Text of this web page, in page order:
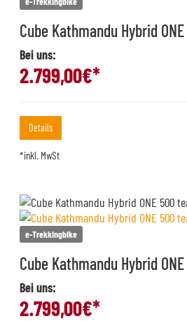
Cube Kathmandu Hybrid
Bei uns:
2.799,00€*
Details
*inkl. MwSt
e-Trekkingbike
Cube Kathmandu Hybrid
Bei uns:
2.799,00€*